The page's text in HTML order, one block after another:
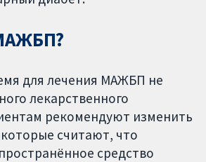
для лечения МАЖБП не
лекарственного
рекомендуют изменить
считают, что
средство